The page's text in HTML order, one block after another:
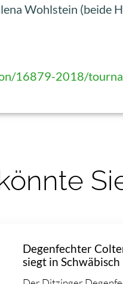
Wohlstein (beide
16879-2018/
Degenfechter
siegt in Schwäbisch